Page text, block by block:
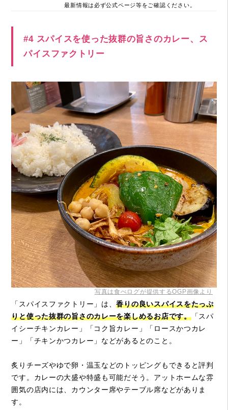
最新情報は必ず公式ページ等をご確認ください。
#4 スパイスを使った抜群の旨さのカレー、ス
パイスファクトリー
写真は食べログが提供するOGP画像より
「スパイスファクトリー」は、香りの良いスパイスをたっぷ
りと使った抜群の旨さのカレーを楽しめるお店です。「スパ
イシーチキンカレー」「コク旨カレー」「ロースかつカレ
ー」「チキンかつカレー」などがあるとのこと。
炙りチーズやゆで卵・温玉などのトッピングもできると評判
です。カレーの大盛や特盛も可能だそう。アットホームな雰
囲気の店内には、カウンター席やテーブル席などがありま
す。